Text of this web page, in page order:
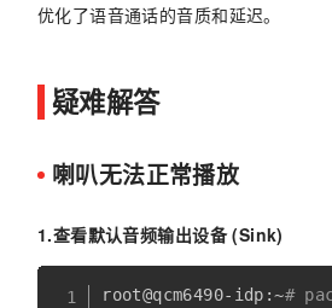
优化了语音通话的音质和延迟。
疑难解答
喇叭无法正常播放
1.查看默认音频输出设备 (Sink)
root@qcm6490-idp:~#